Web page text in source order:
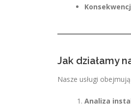
Jak działamy
Nasze usługi
Analiza